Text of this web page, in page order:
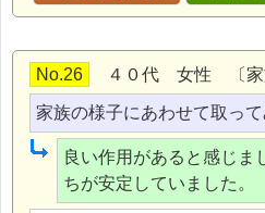
No.26 ４０代 女性 〔家
家族の様子にあわせて取って
良い作用があると感じま
ちが安定していました。